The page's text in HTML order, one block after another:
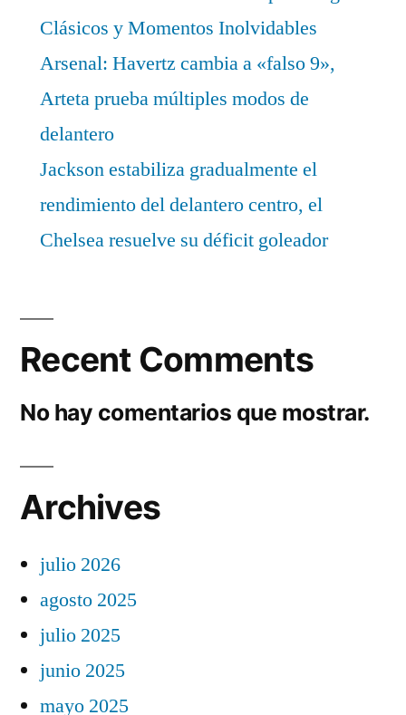
Clásicos y Momentos Inolvidables
Arsenal: Havertz cambia a «falso 9»,
Arteta prueba múltiples modos de
delantero
Jackson estabiliza gradualmente el
rendimiento del delantero centro, el
Chelsea resuelve su déficit goleador
Recent Comments
No hay comentarios que mostrar.
Archives
julio 2026
agosto 2025
julio 2025
junio 2025
mayo 2025